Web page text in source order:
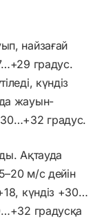
найзағай
градус.
күндіз
жауын-
градус.
Ақтауда
м/с дейін
күндіз +30…
градусқа